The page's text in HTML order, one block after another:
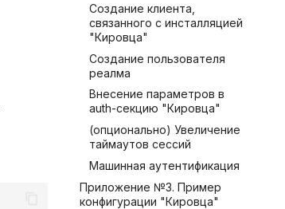
Создание клиента,
связанного с инсталляцией
"Кировца"
Создание пользователя
реалма
Внесение параметров в
auth-секцию "Кировца"
(опционально) Увеличение
таймаутов сессий
Машинная аутентификация
Приложение №3. Пример
конфигурации "Кировца"